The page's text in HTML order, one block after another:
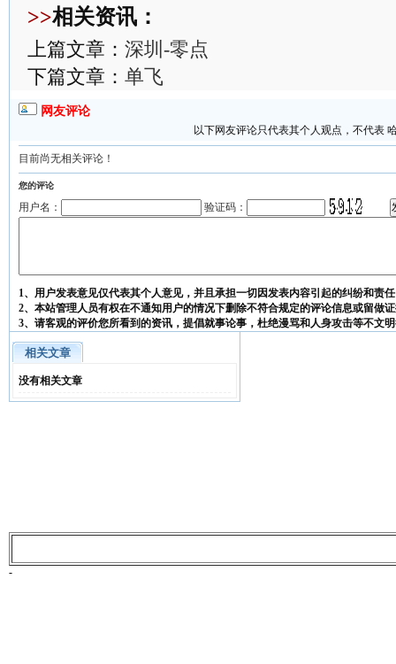
>>相关资讯：
上篇文章： 深圳-零点
下篇文章： 单飞
网友评论
以下网友评论只代表其个人观点，不代表
目前尚无相关评论！
您的评论
用户名： 验证码：
1、用户发表意见仅代表其个人意见，并且承担一切因发表内容引起的纠纷和责
2、本站管理人员有权在不通知用户的情况下删除不符合规定的评论信息或留做
3、请客观的评价您所看到的资讯，提倡就事论事，杜绝漫骂和人身攻击等不文
相关文章
没有相关文章
-